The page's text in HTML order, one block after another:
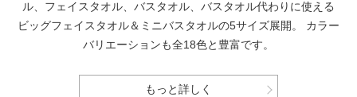
ル、フェイスタオル、バスタオル、バスタオル代わりに使える
ビッグフェイスタオル＆ミニバスタオルの5サイズ展開。
カラー
バリエーションも全18色と豊富です。
もっと詳しく